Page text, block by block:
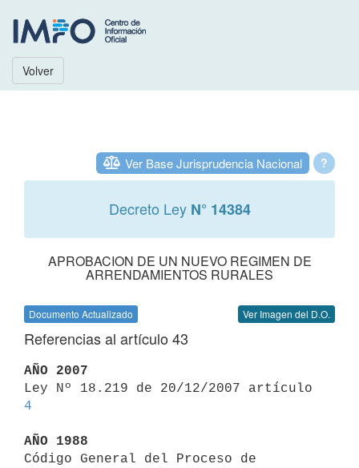
Volver
?
Ver Base Jurisprudencia Nacional
Decreto Ley N° 14384
APROBACION DE UN NUEVO REGIMEN DE
ARRENDAMIENTOS RURALES
Documento Actualizado Ver Imagen del D.O.
Referencias al artículo 43
AÑO 2007
4
AÑO 1988
Código General del Proceso de